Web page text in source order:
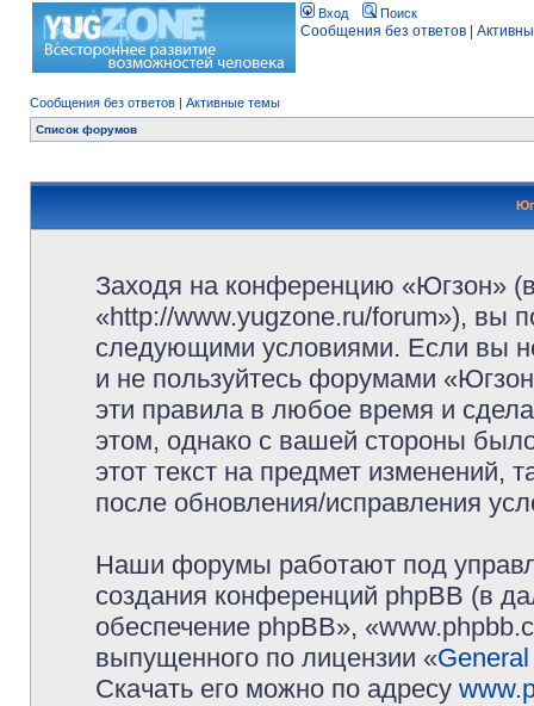
Вход Поиск
Сообщения без ответов
Сообщения без ответов | Активные темы
Список форумов
Заходя на конференцию «Югзон»
«http://www.yugzone.ru/forum»), вы
следующими условиями. Если вы
и не пользуйтесь форумами
эти правила в любое время и
этом, однако с вашей стороны
этот текст на предмет изменений,
после обновления/исправления
Наши форумы работают под
создания конференций phpBB (в
обеспечение phpBB»,
выпущенного по лицензии «
Скачать его можно по адресу